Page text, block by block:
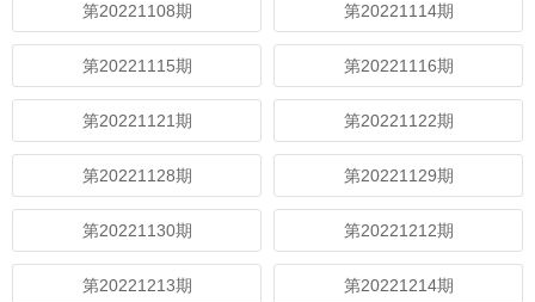
第20221108期 第20221114期
第20221115期 第20221116期
第20221121期 第20221122期
第20221128期 第20221129期
第20221130期 第20221212期
第20221213期 第20221214期